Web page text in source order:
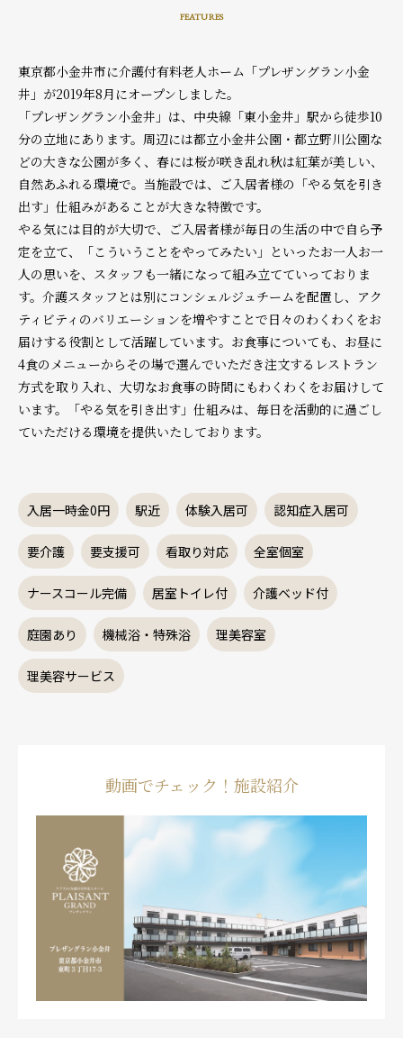
FEATURES
東京都小金井市に介護付有料老人ホーム「プレザングラン小金
井」が2019年8月にオープンしました。
「プレザングラン小金井」は、中央線「東小金井」駅から徒歩10
分の立地にあります。周辺には都立小金井公園・都立野川公園な
どの大きな公園が多く、春には桜が咲き乱れ秋は紅葉が美しい、
自然あふれる環境で。当施設では、ご入居者様の「やる気を引き
出す」仕組みがあることが大きな特徴です。
やる気には目的が大切で、ご入居者様が毎日の生活の中で自ら予
定を立て、「こういうことをやってみたい」といったお一人お一
人の思いを、スタッフも一緒になって組み立てていっておりま
す。介護スタッフとは別にコンシェルジュチームを配置し、アク
ティビティのバリエーションを増やすことで日々のわくわくをお
届けする役割として活躍しています。お食事についても、お昼に
4食のメニューからその場で選んでいただき注文するレストラン
方式を取り入れ、大切なお食事の時間にもわくわくをお届けして
います。「やる気を引き出す」仕組みは、毎日を活動的に過ごし
ていただける環境を提供いたしております。
入居一時金0円 駅近 体験入居可 認知症入居可
要介護 要支援可 看取り対応 全室個室
ナースコール完備 居室トイレ付 介護ベッド付
庭園あり 機械浴・特殊浴 理美容室
理美容サービス
動画でチェック！施設紹介